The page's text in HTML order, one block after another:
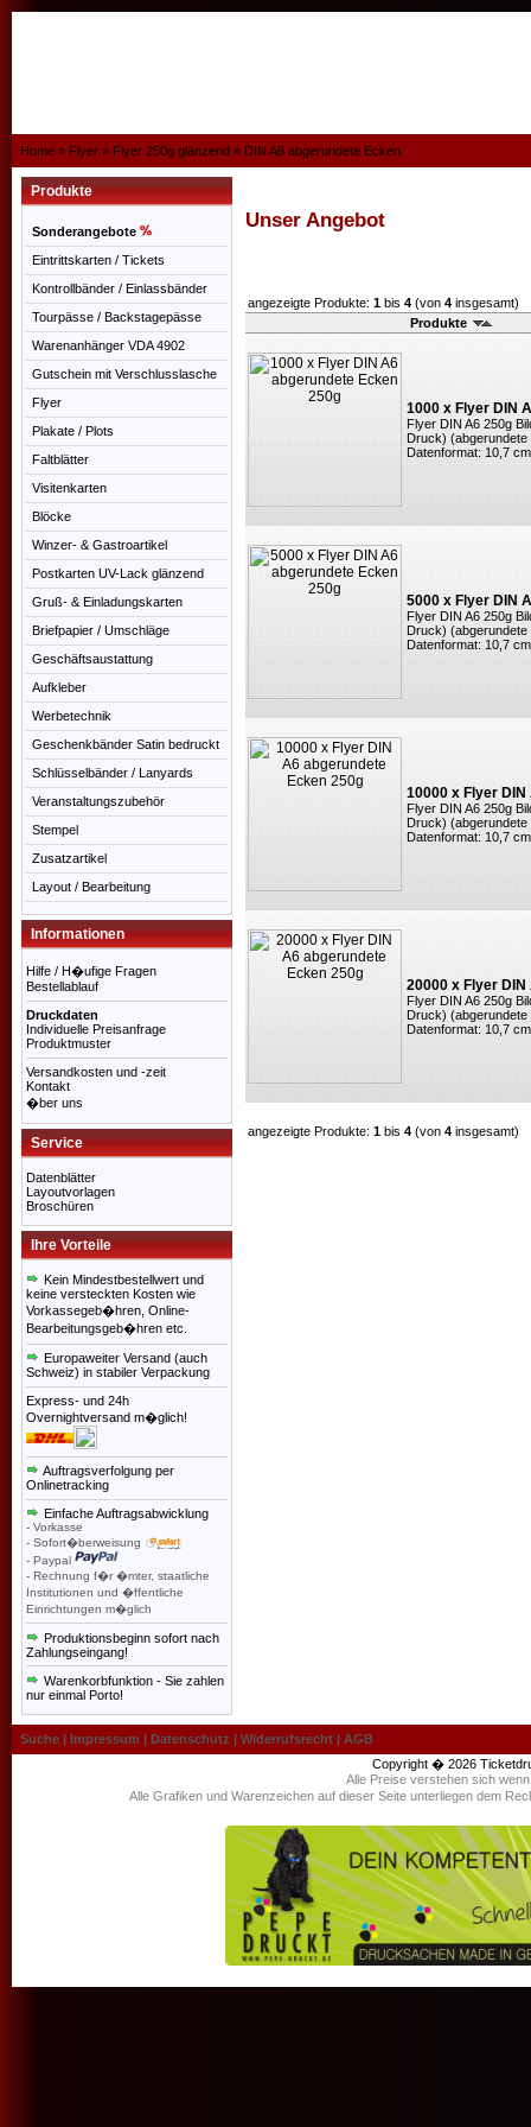
Home » Flyer » Flyer 250g glänzend » DIN A6 abgerundete Ecken
Produkte
Sonderangebote
Eintrittskarten / Tickets
Kontrollbänder / Einlassbänder
Tourpässe / Backstagepässe
Warenanhänger VDA 4902
Gutschein mit Verschlusslasche
Flyer
Plakate / Plots
Faltblätter
Visitenkarten
Blöcke
Winzer- & Gastroartikel
Postkarten UV-Lack glänzend
Gruß- & Einladungskarten
Briefpapier / Umschläge
Geschäftsaustattung
Aufkleber
Werbetechnik
Geschenkbänder Satin bedruckt
Schlüsselbänder / Lanyards
Veranstaltungszubehör
Stempel
Zusatzartikel
Layout / Bearbeitung
Informationen
Hilfe / H�ufige Fragen
Bestellablauf
Druckdaten
Individuelle Preisanfrage
Produktmuster
Versandkosten und -zeit
Kontakt
�ber uns
Service
Datenblätter
Layoutvorlagen
Broschüren
Ihre Vorteile
Kein Mindestbestellwert und
keine versteckten Kosten wie
Vorkassegeb�hren, Online-
Bearbeitungsgeb�hren etc.
Europaweiter Versand (auch
Schweiz) in stabiler Verpackung
Express- und 24h
Overnightversand m�glich!
Auftragsverfolgung per
Onlinetracking
Einfache Auftragsabwicklung
- Vorkasse
- Sofort�berweisung
- Paypal
- Rechnung f�r �mter, staatliche
Institutionen und �ffentliche
Einrichtungen m�glich
Produktionsbeginn sofort nach
Zahlungseingang!
Warenkorbfunktion - Sie zahlen
nur einmal Porto!
Unser Angebot
angezeigte Produkte: 1 bis 4 (von 4 insgesamt)
Produkte
1000 x Flyer DIN
Flyer DIN A6 250g
Druck)
Datenformat: 10,7
5000 x Flyer DIN
Flyer DIN A6 250g
Druck)
Datenformat: 10,7
10000 x Flyer
Flyer DIN A6 250g
Druck)
Datenformat: 10,7
20000 x Flyer
Flyer DIN A6 250g
Druck)
Datenformat: 10,7
angezeigte Produkte: 1 bis 4 (von 4 insgesamt)
Suche | Impressum | Datenschutz | Widerrufsrecht | AGB
Copyright � 2026
Alle Preise verstehen sich
Alle Grafiken und Warenzeichen auf dieser Seite unterliegen dem